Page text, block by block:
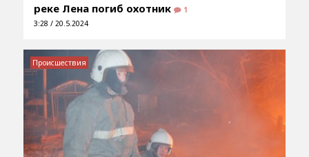
реке Лена погиб охотник
1
3:28 / 20.5.2024
Происшествия